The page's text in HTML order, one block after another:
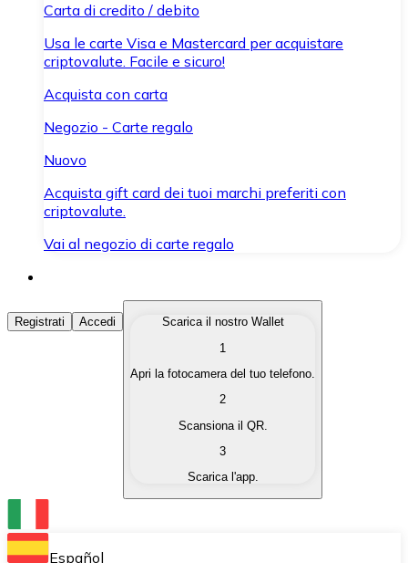
Carta di credito / debito
Usa le carte Visa e Mastercard per acquistare
criptovalute. Facile e sicuro!
Acquista con carta
Negozio - Carte regalo
Nuovo
Acquista gift card dei tuoi marchi preferiti con
criptovalute.
Vai al negozio di carte regalo
Acquista Criptovalute
Acquista le criptovalute che ti interessano in modo
Converti le tue criptovalute in valuta fiat quando ne
Scambia una criptovaluta con un'altra
Conserva le tue cripto in un Wallet self-custodial.
Registrati Accedi
Scarica il nostro Wallet
1
Apri la fotocamera del tuo telefono.
2
Scansiona il QR.
3
Scarica l'app.
Español